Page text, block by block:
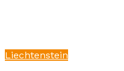
Liechtenstein